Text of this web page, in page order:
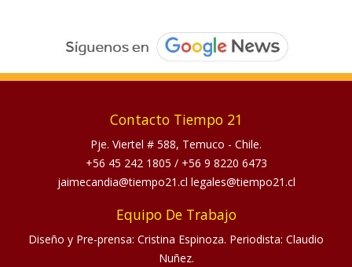
Contacto Tiempo 21
Pje. Viertel # 588, Temuco - Chile.
+56 45 242 1805 / +56 9 8220 6473
jaimecandia@tiempo21.cl legales@tiempo21.cl
Equipo De Trabajo
Diseño y Pre-prensa: Cristina Espinoza. Periodista: Claudio
Nuñez.